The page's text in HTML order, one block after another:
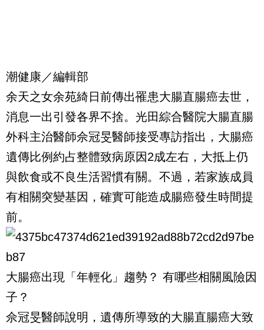
潮健康／編輯部
余天之女余苑綺日前傳出罹患大腸直腸癌去世，
消息一出引發各界不捨。光田綜合醫院大腸直腸
外科主治醫師佘冠旻醫師接受專訪指出，大腸癌
遺傳比例約占整體致病原因2成左右，大抵上仍
與飲食或不良生活習慣有關。不過，若家族成員
有相關突變基因，確實可能造成腸癌發生時間提
前。
大腸癌出現「年輕化」趨勢？ 有哪些相關風險因
子？
佘冠旻醫師說明，遺傳所導致的大腸直腸癌大致